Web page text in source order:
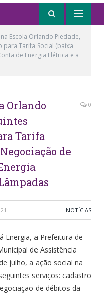
Escola Orlando Piedade,
para Tarifa Social (baixa
de Energia Elétrica e a
Orlando
Tarifa
de
0
NOTÍCIAS
Energia, a Prefeitura de
de Assistência
julho, a ação social na
serviços: cadastro
de débitos da